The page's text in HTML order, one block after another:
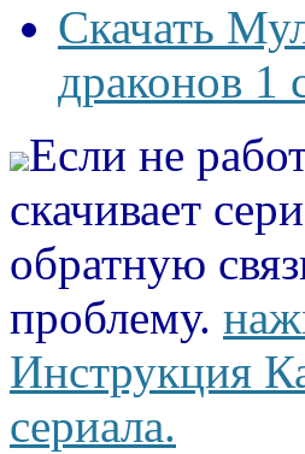
Скачать
драконов 1
Если не
скачивает
обратную
проблему.
Инструкция
сериала.